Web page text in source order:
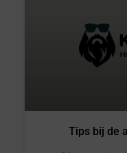
Tips bij de